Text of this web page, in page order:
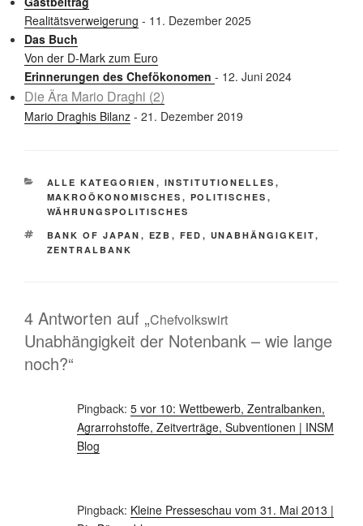
Realitätsverweigerung - 11. Dezember 2025
Das Buch
Von der D-Mark zum Euro
Erinnerungen des Chefökonomen - 12. Juni 2024
Die Ära Mario Draghi (2)
Mario Draghis Bilanz - 21. Dezember 2019
KATEGORIEN
ALLE KATEGORIEN , INSTITUTIONELLES ,
MAKROÖKONOMISCHES , POLITISCHES ,
WÄHRUNGSPOLITISCHES
SCHLAGWÖRTER
BANK OF JAPAN , EZB , FED , UNABHÄNGIGKEIT,
ZENTRALBANK
4 Antworten auf „Chefvolkswirt
Unabhängigkeit der Notenbank – wie lange
noch?“
Pingback: 5 vor 10: Wettbewerb, Zentralbanken,
Agrarrohstoffe, Zeitverträge, Subventionen | INSM
Blog
Pingback: Kleine Presseschau vom 31. Mai 2013 |